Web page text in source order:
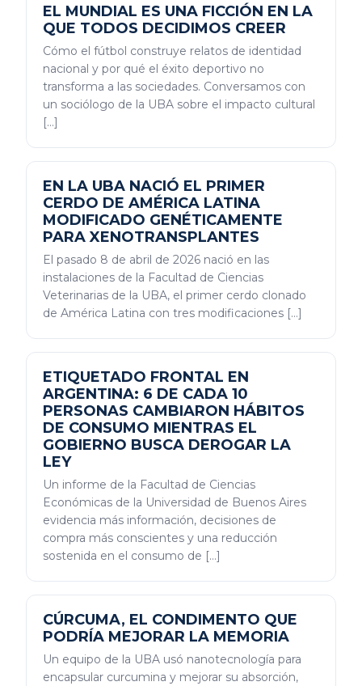
EL MUNDIAL ES UNA FICCIÓN EN LA
QUE TODOS DECIDIMOS CREER
Cómo el fútbol construye relatos de identidad
nacional y por qué el éxito deportivo no
transforma a las sociedades. Conversamos con
un sociólogo de la UBA sobre el impacto cultural
[…]
EN LA UBA NACIÓ EL PRIMER
CERDO DE AMÉRICA LATINA
MODIFICADO GENÉTICAMENTE
PARA XENOTRANSPLANTES
El pasado 8 de abril de 2026 nació en las
instalaciones de la Facultad de Ciencias
Veterinarias de la UBA, el primer cerdo clonado
de América Latina con tres modificaciones […]
ETIQUETADO FRONTAL EN
ARGENTINA: 6 DE CADA 10
PERSONAS CAMBIARON HÁBITOS
DE CONSUMO MIENTRAS EL
GOBIERNO BUSCA DEROGAR LA
LEY
Un informe de la Facultad de Ciencias
Económicas de la Universidad de Buenos Aires
evidencia más información, decisiones de
compra más conscientes y una reducción
sostenida en el consumo de […]
CÚRCUMA, EL CONDIMENTO QUE
PODRÍA MEJORAR LA MEMORIA
Un equipo de la UBA usó nanotecnología para
encapsular curcumina y mejorar su absorción,